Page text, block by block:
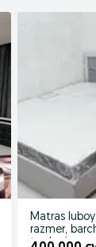
Matras luboy
razmer,
turdagi